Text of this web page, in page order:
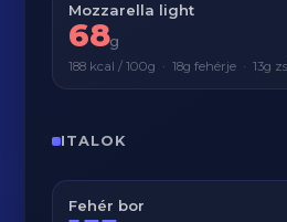
Mozzarella light
68g
188 kcal / 100g · 18g fehérje · 13g
ITALOK
Fehér bor